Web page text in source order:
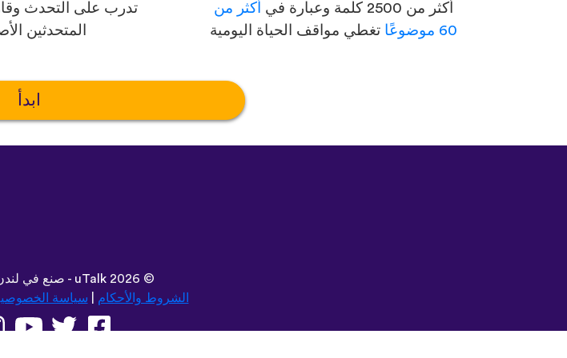
أكثر من 2500 كلمة وعبارة في
أكثر من
60 موضوعًا
تغطي مواقف الحياة اليومية
تدرب على التحدث
المتحدثين
ابدأ
©
uTalk2026 - صنع في لندن مع خالص إعزازنا
الشروط والأحكام
سياسة